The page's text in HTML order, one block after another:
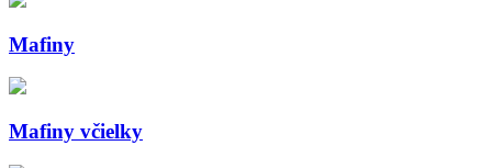
Mafiny
Mafiny včielky